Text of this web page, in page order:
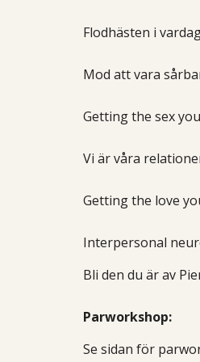
Flodhästen i
Mod att vara
Getting the sex
Vi är våra
Getting the love
Interpersonal
Bli den du är av
Parworkshop:
Se sidan för